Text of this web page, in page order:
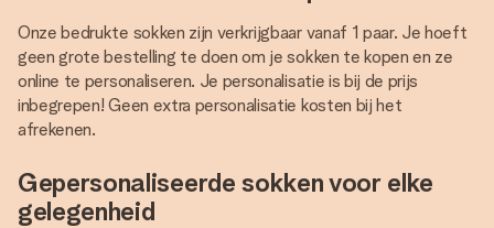
Onze bedrukte sokken zijn verkrijgbaar vanaf 1 paar. Je hoeft
geen grote bestelling te doen om je sokken te kopen en ze
online te personaliseren. Je personalisatie is bij de prijs
inbegrepen! Geen extra personalisatie kosten bij het
afrekenen.
Gepersonaliseerde sokken voor elke
gelegenheid